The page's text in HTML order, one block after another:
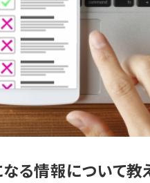
る情報について教え